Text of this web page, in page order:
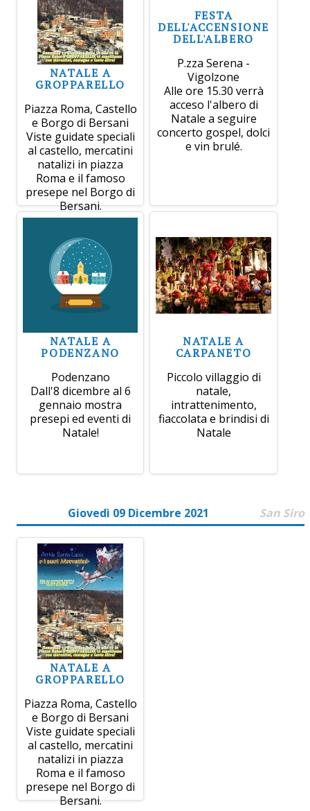
NATALE A
GROPPARELLO
Piazza Roma, Castello
e Borgo di Bersani
Viste guidate speciali
al castello, mercatini
natalizi in piazza
Roma e il famoso
presepe nel Borgo di
Bersani.
FESTA
DELL'ACCENSIONE
DELL'ALBERO
P.zza Serena -
Vigolzone
Alle ore 15.30 verrà
acceso l'albero di
Natale a seguire
concerto gospel, dolci
e vin brulé.
NATALE A
PODENZANO
Podenzano
Dall'8 dicembre al 6
gennaio mostra
presepi ed eventi di
Natale!
NATALE A
CARPANETO
Piccolo villaggio di
natale,
intrattenimento,
fiaccolata e brindisi di
Natale
Giovedì 09 Dicembre 2021 San Siro
NATALE A
GROPPARELLO
Piazza Roma, Castello
e Borgo di Bersani
Viste guidate speciali
al castello, mercatini
natalizi in piazza
Roma e il famoso
presepe nel Borgo di
Bersani.